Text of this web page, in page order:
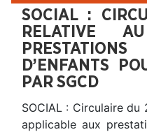
SOCIAL :
RELATIVE
D’ENFANTS
PAR SGCD
SOCIAL : Circulaire du
applicable aux